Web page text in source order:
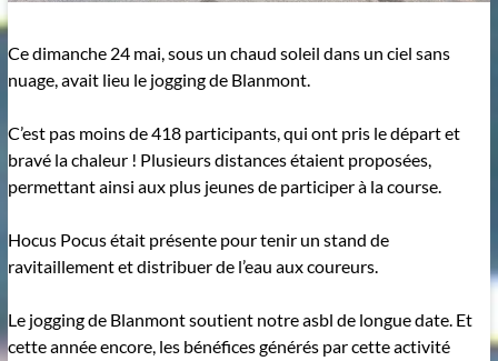
Ce dimanche 24 mai, sous un chaud soleil dans un ciel sans
nuage, avait lieu le jogging de Blanmont.
C’est pas moins de 418 participants, qui ont pris le départ et
bravé la chaleur ! Plusieurs distances étaient proposées,
permettant ainsi aux plus jeunes de participer à la course.
Hocus Pocus était présente pour tenir un stand de
ravitaillement et distribuer de l’eau aux coureurs.
Le jogging de Blanmont soutient notre asbl de longue date. Et
cette année encore, les bénéfices générés par cette activité